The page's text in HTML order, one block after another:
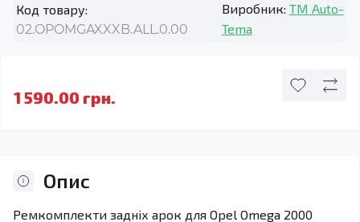
Код товару:
02.OPOMGAXXXB.ALL.0.00
Виробник: TM Auto-
Tema
1 590.00 грн.
Опис
Ремкомплекти задніх арок для Opel Omega 2000